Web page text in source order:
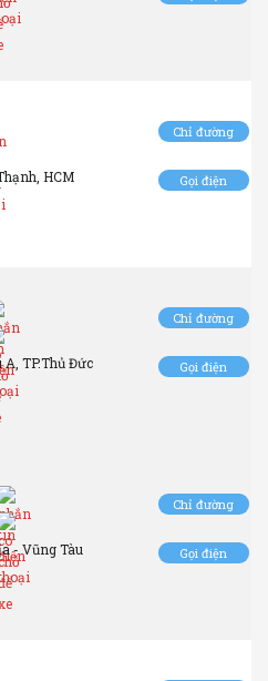
HCM
Chỉ đường
Gọi điện
TP.Thủ Đức
Chỉ đường
Gọi điện
- Vũng Tàu
Chỉ đường
Gọi điện